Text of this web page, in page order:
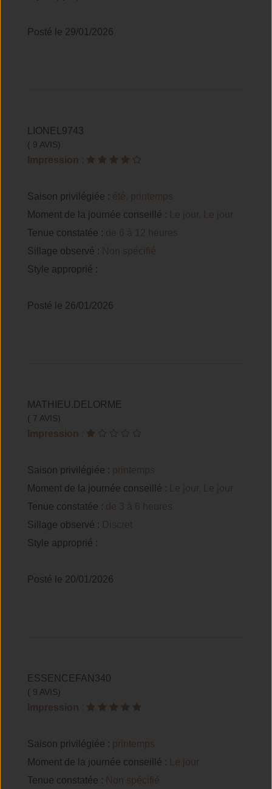
Posté le 29/01/2026
LIONEL9743
( 9 AVIS)
Impression :
Saison privilégiée : été, printemps
Moment de la journée conseillé :
Le jour, Le jour
Tenue constatée : de 6 à 12 heures
Sillage observé : Non spécifié
Style approprié :
Posté le 26/01/2026
MATHIEU.DELORME
( 7 AVIS)
Impression :
Saison privilégiée : printemps
Moment de la journée conseillé :
Le jour, Le jour
Tenue constatée : de 3 à 6 heures
Sillage observé : Discret
Style approprié :
Posté le 20/01/2026
ESSENCEFAN340
( 9 AVIS)
Impression :
Saison privilégiée : printemps
Moment de la journée conseillé :
Le jour
Tenue constatée : Non spécifié